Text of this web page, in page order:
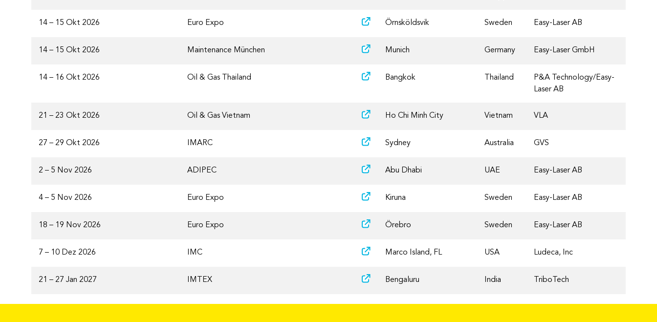
14 – 15 Okt 2026 Euro Expo Örnsköldsvik Sweden Easy-Laser AB
14 – 15 Okt 2026 Maintenance München Munich Germany Easy-Laser GmbH
14 – 16 Okt 2026 Oil & Gas Thailand Bangkok Thailand
P&A Technology/Easy-
Laser AB
21 – 23 Okt 2026 Oil & Gas Vietnam Ho Chi Minh City Vietnam VLA
27 – 29 Okt 2026 IMARC Sydney Australia GVS
2 – 5 Nov 2026 ADIPEC Abu Dhabi UAE Easy-Laser AB
4 – 5 Nov 2026 Euro Expo Kiruna Sweden Easy-Laser AB
18 – 19 Nov 2026 Euro Expo Örebro Sweden Easy-Laser AB
7 – 10 Dez 2026 IMC Marco Island, FL USA Ludeca, Inc
21 – 27 Jan 2027 IMTEX Bengaluru India TriboTech